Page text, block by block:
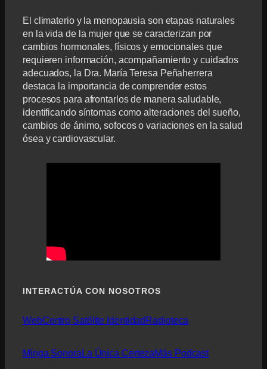
El climaterio y la menopausia son etapas naturales
en la vida de la mujer que se caracterizan por
cambios hormonales, físicos y emocionales que
requieren información, acompañamiento y cuidados
adecuados, la Dra. María Teresa Peñaherrera
destaca la importancia de comprender estos
procesos para afrontarlos de manera saludable,
identificando síntomas como alteraciones del sueño,
cambios de ánimo, sofocos o variaciones en la salud
ósea y cardiovascular.
INTERACTÚA CON NOSOTROS
WebCentro Satélite IdentidadRadioteca
Minga SonoraLa Única CertezaMás Podcast